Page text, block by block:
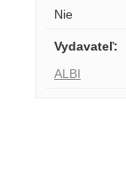
Nie
Vydavateľ:
ALBI